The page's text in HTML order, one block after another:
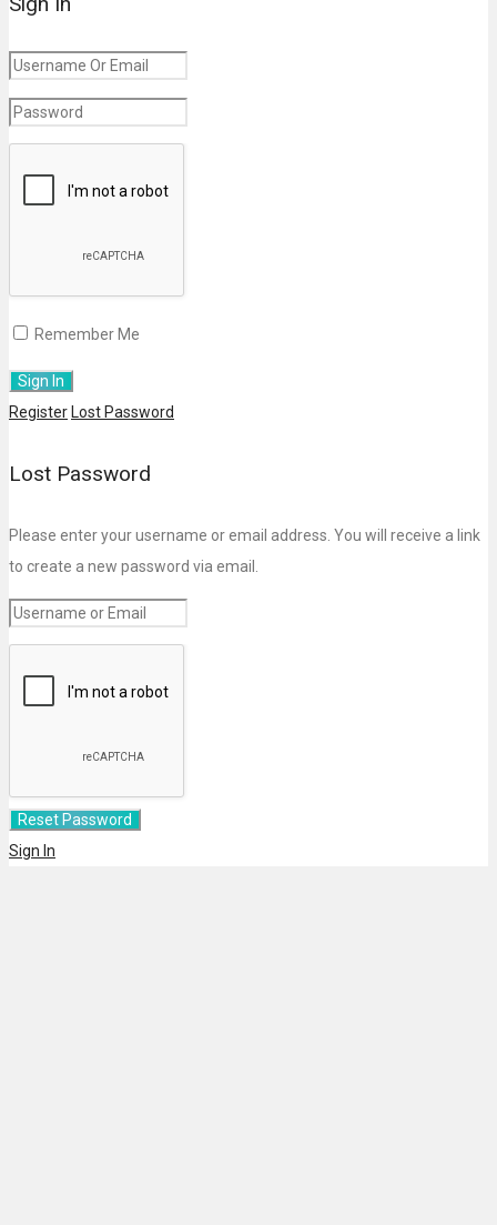
Remember Me
Register Lost Password
Lost Password
Please enter your username or email address. You will receive a link
to create a new password via email.
Sign In